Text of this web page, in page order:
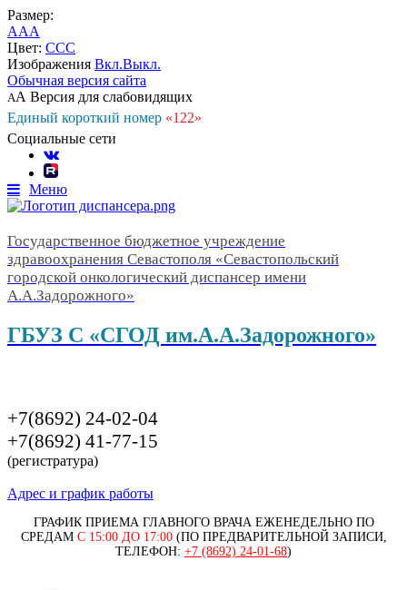
Размер:
AAA
Цвет: CCC
Изображения Вкл.Выкл.
Обычная версия сайта
АА Версия для слабовидящих
Единый короткий номер «122»
Социальные сети
Меню
Государственное бюджетное учреждение
здравоохранения Севастополя «Севастопольский
городской онкологический диспансер имени
А.А.Задорожного»
ГБУЗ С «СГОД им.А.А.Задорожного»
+7(8692) 24-02-04
+7(8692) 41-77-15
(регистратура)
Адрес и график работы
ГРАФИК ПРИЕМА ГЛАВНОГО ВРАЧА ЕЖЕНЕДЕЛЬНО ПО
СРЕДАМ С 15:00 ДО 17:00(ПО ПРЕДВАРИТЕЛЬНОЙ ЗАПИСИ,
ТЕЛЕФОН: +7 (8692) 24-01-68)